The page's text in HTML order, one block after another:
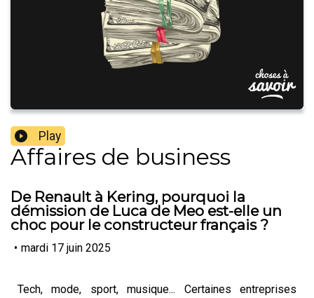
Play
Affaires de business
De Renault à Kering, pourquoi la
démission de Luca de Meo est-elle un
choc pour le constructeur français ?
• mardi 17 juin 2025
Tech, mode, sport, musique... Certaines entreprises